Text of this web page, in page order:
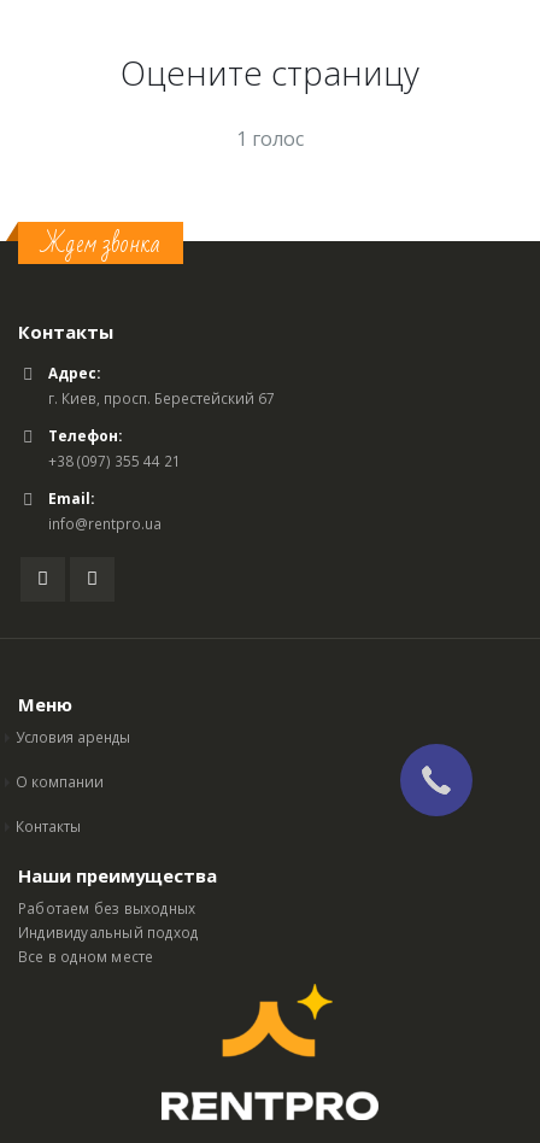
Оцените страницу
1 голос
Ждем звонка
Контакты
Адрес:
г. Киев, просп. Берестейский 67
Телефон:
+38 (097) 355 44 21
Email:
info@rentpro.ua
Меню
Условия аренды
О компании
Контакты
Наши преимущества
Работаем без выходных
Индивидуальный подход
Все в одном месте